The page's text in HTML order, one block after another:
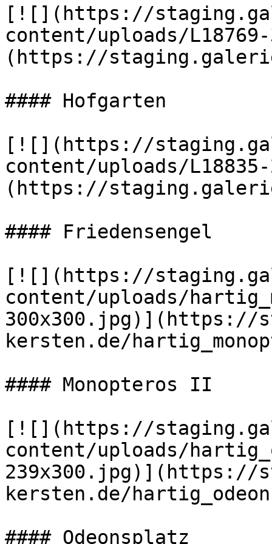
[![](https://
content/uploads/
(https://
#### Hofgarten
[![](https://
content/uploads/
(https://
#### Friedensengel
[![](https://
content/uploads/
300x300.jpg)](https://
kersten.de/
#### Monopteros II
[![](https://
content/uploads/
239x300.jpg)](https://
kersten.de/
#### Odeonsplatz